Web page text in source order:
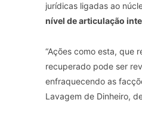
jurídicas ligadas ao
nível de articulação
“Ações como esta, que
recuperado pode ser
enfraquecendo as
Lavagem de Dinheiro,